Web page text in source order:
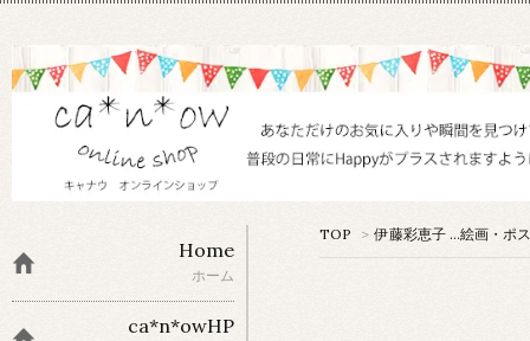
TOP > 伊藤彩恵子 …絵画・ポ
Home
ホーム
ca*n*owHP